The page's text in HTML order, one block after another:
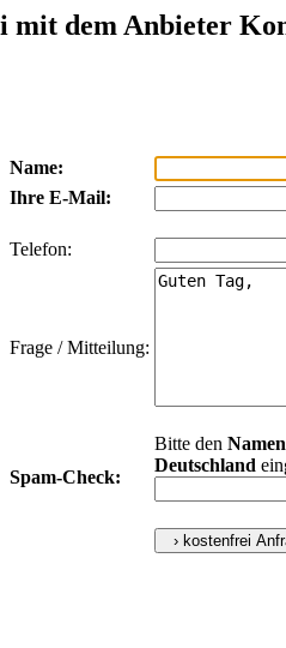
mit dem Anbieter
Name:
Ihre E-Mail:
Telefon:
Frage / Mitteilung:
Spam-Check:
Bitte den Namen
Deutschland